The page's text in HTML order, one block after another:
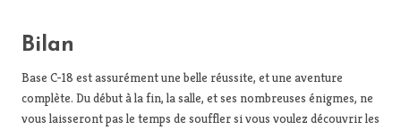
Bilan
Base C-18 est assurément une belle réussite, et une aventure
complète. Du début à la fin, la salle, et ses nombreuses énigmes, ne
vous laisseront pas le temps de souffler si vous voulez découvrir les